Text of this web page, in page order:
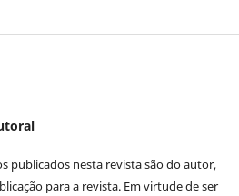
publicados nesta revista são do autor,
para a revista. Em virtude de ser